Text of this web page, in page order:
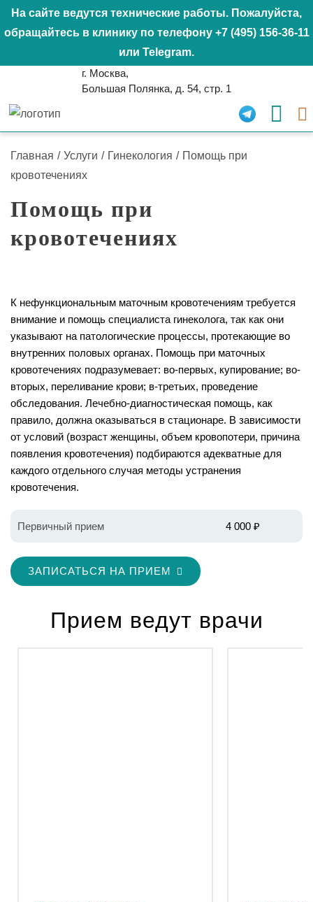
На сайте ведутся технические работы. Пожалуйста,
обращайтесь в клинику по телефону +7 (495) 156-36-11
или Telegram.
г. Москва,
Большая Полянка, д. 54, стр. 1
Главная / Услуги / Гинекология / Помощь при
кровотечениях
Помощь при
кровотечениях
К нефункциональным маточным кровотечениям требуется
внимание и помощь специалиста гинеколога, так как они
указывают на патологические процессы, протекающие во
внутренних половых органах. Помощь при маточных
кровотечениях подразумевает: во-первых, купирование; во-
вторых, переливание крови; в-третьих, проведение
обследования. Лечебно-диагностическая помощь, как
правило, должна оказываться в стационаре. В зависимости
от условий (возраст женщины, объем кровопотери, причина
появления кровотечения) подбираются адекватные для
каждого отдельного случая методы устранения
кровотечения.
Первичный прием 4 000 ₽
ЗАПИСАТЬСЯ НА ПРИЕМ
Прием ведут врачи